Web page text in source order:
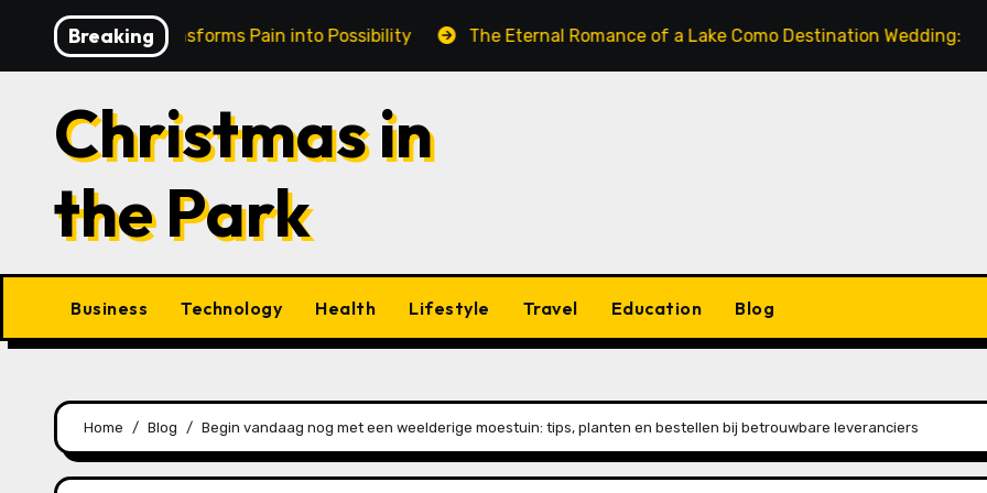
content
Breaking
Cairns Transforms Pain into Possibility The Eternal Romance of a Lake Como Destination Wedding: Where
Christmas in
the Park
Business Technology Health Lifestyle Travel Education Blog
Home Blog Begin vandaag nog met een weelderige moestuin: tips, planten en bestellen bij betrouwbare leveranciers